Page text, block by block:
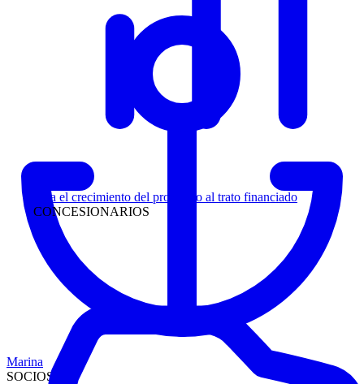
Siga el crecimiento del prospecto al trato financiado
CONCESIONARIOS
Marina
SOCIOS